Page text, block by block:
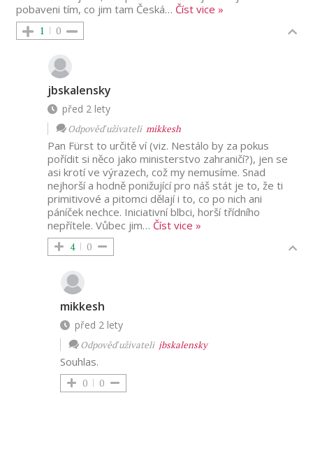
pobaveni tím, co jim tam Česká… Číst vice »
1 0
jbskalensky
před 2 lety
Odpověď uživateli mikkesh
Pan Fürst to určitě ví (viz. Nestálo by za pokus
pořídit si něco jako ministerstvo zahraničí?), jen se
asi krotí ve výrazech, což my nemusíme. Snad
nejhorší a hodně ponižující pro náš stát je to, že ti
primitivové a pitomci dělají i to, co po nich ani
páníček nechce. Iniciativní blbci, horší třídního
nepřítele. Vůbec jim… Číst vice »
4 0
mikkesh
před 2 lety
Odpověď uživateli jbskalensky
Souhlas.
0 0